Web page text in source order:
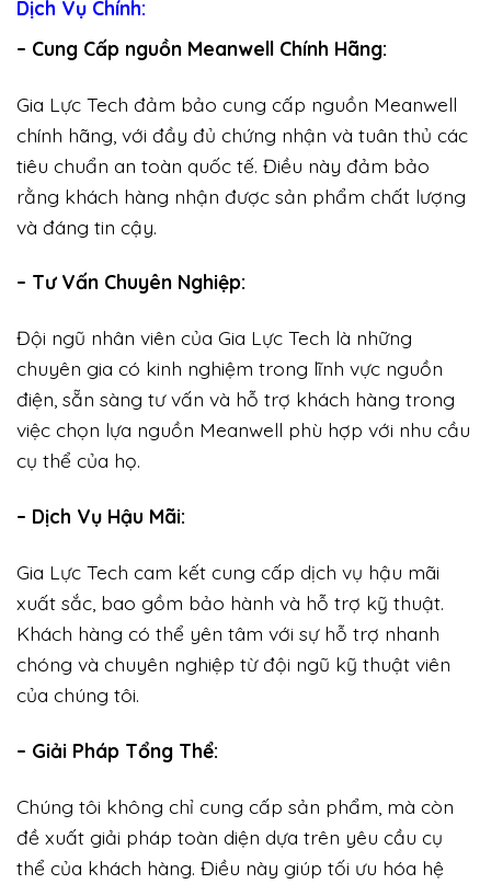
Dịch Vụ Chính:
– Cung Cấp nguồn Meanwell Chính Hãng:
Gia Lực Tech đảm bảo cung cấp nguồn Meanwell
chính hãng, với đầy đủ chứng nhận và tuân thủ các
tiêu chuẩn an toàn quốc tế. Điều này đảm bảo
rằng khách hàng nhận được sản phẩm chất lượng
và đáng tin cậy.
– Tư Vấn Chuyên Nghiệp:
Đội ngũ nhân viên của Gia Lực Tech là những
chuyên gia có kinh nghiệm trong lĩnh vực nguồn
điện, sẵn sàng tư vấn và hỗ trợ khách hàng trong
việc chọn lựa nguồn Meanwell phù hợp với nhu cầu
cụ thể của họ.
– Dịch Vụ Hậu Mãi:
Gia Lực Tech cam kết cung cấp dịch vụ hậu mãi
xuất sắc, bao gồm bảo hành và hỗ trợ kỹ thuật.
Khách hàng có thể yên tâm với sự hỗ trợ nhanh
chóng và chuyên nghiệp từ đội ngũ kỹ thuật viên
của chúng tôi.
– Giải Pháp Tổng Thể:
Chúng tôi không chỉ cung cấp sản phẩm, mà còn
đề xuất giải pháp toàn diện dựa trên yêu cầu cụ
thể của khách hàng. Điều này giúp tối ưu hóa hệ